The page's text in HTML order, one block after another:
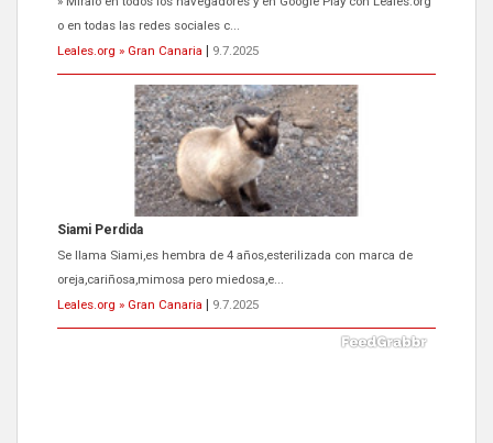
o en todas las redes sociales c...
Leales.org » Gran Canaria
9.7.2025
Siami Perdida
Se llama Siami,es hembra de 4 años,esterilizada con marca de
oreja,cariñosa,mimosa pero miedosa,e...
Leales.org » Gran Canaria
9.7.2025